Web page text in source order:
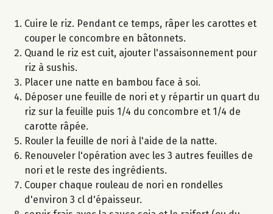
Cuire le riz. Pendant ce temps, râper les carottes et
couper le concombre en bâtonnets.
Quand le riz est cuit, ajouter l'assaisonnement pour
riz à sushis.
Placer une natte en bambou face à soi.
Déposer une feuille de nori et y répartir un quart du
riz sur la feuille puis 1/4 du concombre et 1/4 de
carotte râpée.
Rouler la feuille de nori à l'aide de la natte.
Renouveler l'opération avec les 3 autres feuilles de
nori et le reste des ingrédients.
Couper chaque rouleau de nori en rondelles
d'environ 3 cl d'épaisseur.